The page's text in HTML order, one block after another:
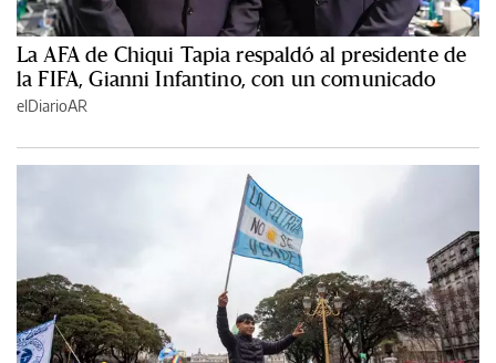
La AFA de Chiqui Tapia respaldó al presidente de
la FIFA, Gianni Infantino, con un comunicado
elDiarioAR